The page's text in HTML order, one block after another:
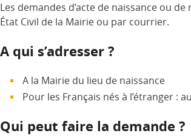
Les demandes d’acte de naissance ou
État Civil de la Mairie ou par courrier.
A qui s’adresser ?
A la Mairie du lieu de naissance
Pour les Français nés à l’étranger :
Qui peut faire la demande ?